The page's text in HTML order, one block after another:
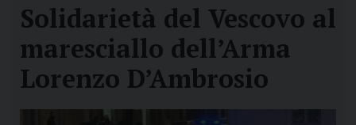
Solidarietà del Vescovo al
maresciallo dell’Arma
Lorenzo D’Ambrosio